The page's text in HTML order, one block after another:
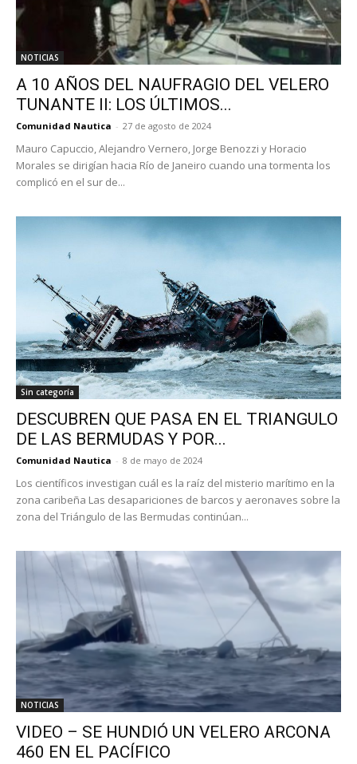
NOTICIAS
A 10 AÑOS DEL NAUFRAGIO DEL VELERO
TUNANTE II: LOS ÚLTIMOS...
Comunidad Nautica - 27 de agosto de 2024
Mauro Capuccio, Alejandro Vernero, Jorge Benozzi y Horacio
Morales se dirigían hacia Río de Janeiro cuando una tormenta los
complicó en el sur de...
Sin categoría
DESCUBREN QUE PASA EN EL TRIANGULO
DE LAS BERMUDAS Y POR...
Comunidad Nautica - 8 de mayo de 2024
Los científicos investigan cuál es la raíz del misterio marítimo en la
zona caribeña Las desapariciones de barcos y aeronaves sobre la
zona del Triángulo de las Bermudas continúan...
NOTICIAS
VIDEO – SE HUNDIÓ UN VELERO ARCONA
460 EN EL PACÍFICO